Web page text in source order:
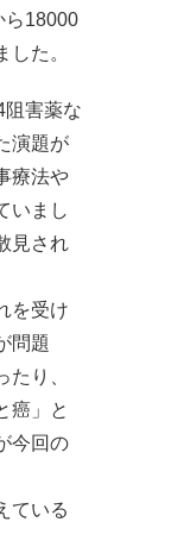
ら18000
した。
阻害薬な
演題が
療法や
いまし
見され
を受け
問題
り、
癌」と
今回の
ている